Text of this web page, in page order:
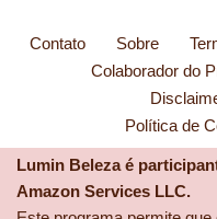
Contato Sobre
Colaborador do
Política de
Lumin Beleza é
Amazon Services LLC.